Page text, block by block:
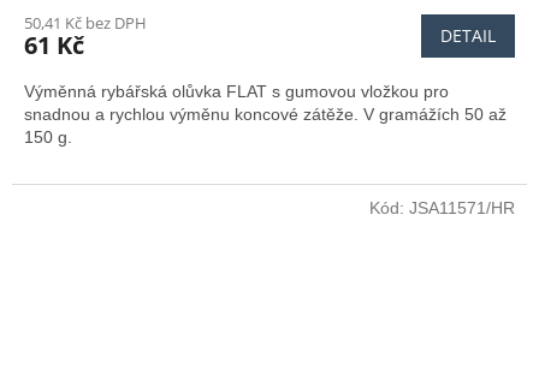
50,41 Kč bez DPH
61 Kč DETAIL
Výměnná rybářská olůvka FLAT s gumovou vložkou pro
snadnou a rychlou výměnu koncové zátěže. V gramážích 50 až
150 g.
Kód: JSA11571/HR